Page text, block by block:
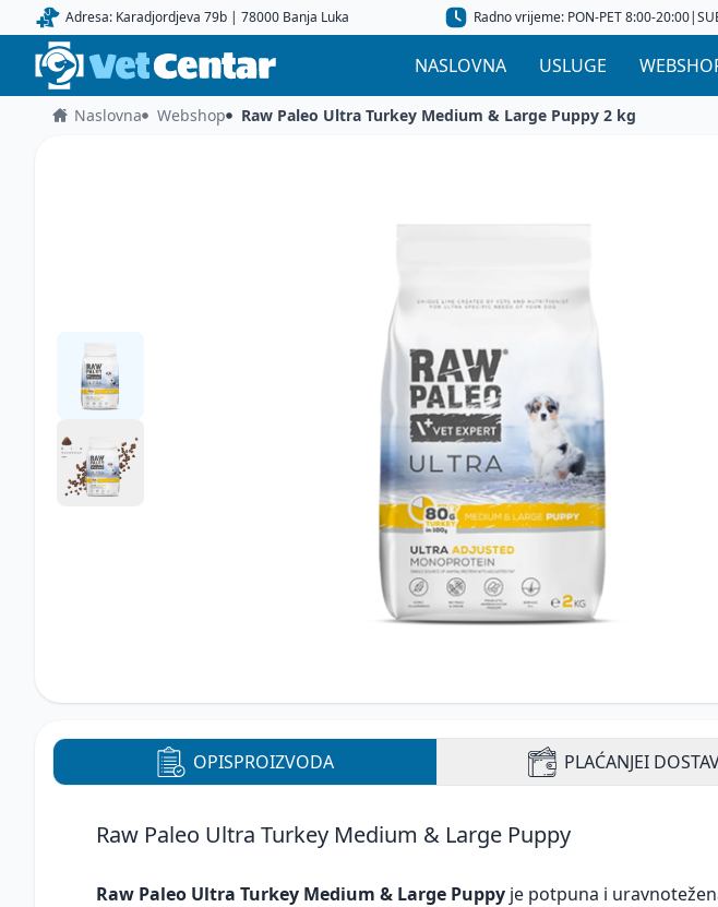
Adresa: Karadjordjeva 79b | 78000 Banja Luka Radno vrijeme: PON-PET 8:00-
NASLOVNA USLUGE
Naslovna Webshop Raw Paleo Ultra Turkey Medium & Large Puppy 2 kg
OPISPROIZVODA PLAĆANJEI
Raw Paleo Ultra Turkey Medium & Large Puppy
Raw Paleo Ultra Turkey Medium & Large Puppy je potpuna i